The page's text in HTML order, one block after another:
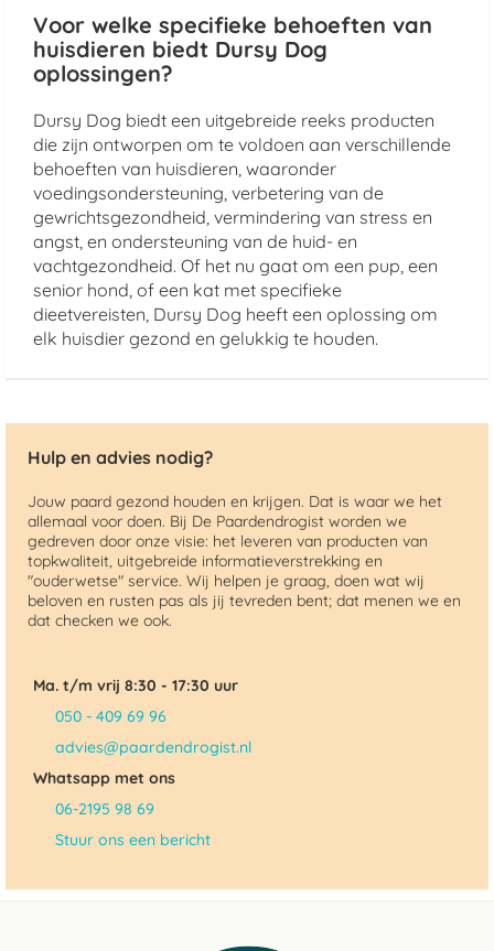
Voor welke specifieke behoeften van
huisdieren biedt Dursy Dog
oplossingen?
Dursy Dog biedt een uitgebreide reeks producten
die zijn ontworpen om te voldoen aan verschillende
behoeften van huisdieren, waaronder
voedingsondersteuning, verbetering van de
gewrichtsgezondheid, vermindering van stress en
angst, en ondersteuning van de huid- en
vachtgezondheid. Of het nu gaat om een pup, een
senior hond, of een kat met specifieke
dieetvereisten, Dursy Dog heeft een oplossing om
elk huisdier gezond en gelukkig te houden.
Hulp en advies nodig?
Jouw paard gezond houden en krijgen. Dat is waar we het
allemaal voor doen. Bij De Paardendrogist worden we
gedreven door onze visie: het leveren van producten van
topkwaliteit, uitgebreide informatieverstrekking en
"ouderwetse" service. Wij helpen je graag, doen wat wij
beloven en rusten pas als jij tevreden bent; dat menen we en
dat checken we ook.
Ma. t/m vrij 8:30 - 17:30 uur
050 - 409 69 96
advies@paardendrogist.nl
Whatsapp met ons
06-2195 98 69
Stuur ons een bericht